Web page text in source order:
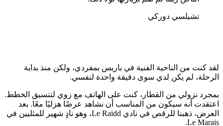
تشيلسي دوركي
لقد كنت من الناحية الفنية في باريس بمفردي، ولكن منذ بداية
الرحلة، لم يكن لدي سوى دقيقة واحدة لنفسي.
بمجرد نزولي من القطار، كنت على الهاتف مع زوي لتنسيق الخطط.
اعتقدت أنه سيكون من المناسب أن نشاهد عرضًا هزليًا معًا. بعد
العرض، ذهبنا للرقص في نادي Le Raidd، وهو نادٍ شهير للمثليين في
Le Marais.